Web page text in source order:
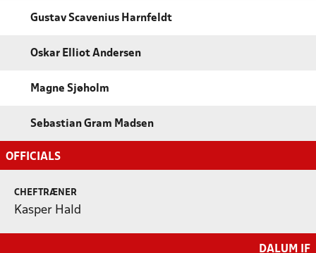
Gustav Scavenius Harnfeldt
Oskar Elliot Andersen
Magne Sjøholm
Sebastian Gram Madsen
OFFICIALS
CHEFTRÆNER
Kasper Hald
DALUM IF